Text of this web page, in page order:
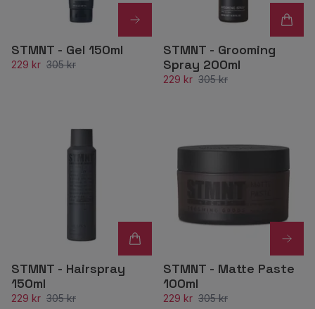
STMNT - Gel 150ml
229 kr 305 kr
STMNT - Grooming
Spray 200ml
229 kr 305 kr
STMNT - Hairspray
150ml
229 kr 305 kr
STMNT - Matte Paste
100ml
229 kr 305 kr